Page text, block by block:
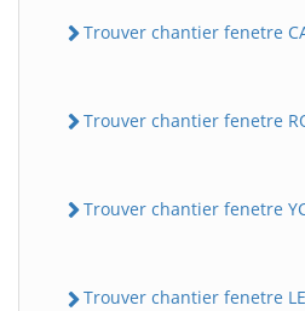
Trouver chantier fenetre
Trouver chantier fenetre
Trouver chantier fenetre
Trouver chantier fenetre